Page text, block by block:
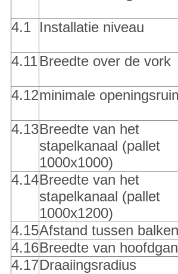
4.1 Installatie niveau
4.11Breedte over de vork
4.12minimale
4.13Breedte van het
stapelkanaal (pallet
1000x1000)
4.14Breedte van het
stapelkanaal (pallet
1000x1200)
4.15Afstand tussen balken
4.16Breedte van
4.17Draaiingsradius